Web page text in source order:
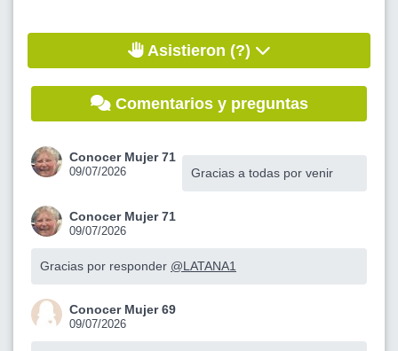
Asistieron (?)
Comentarios y preguntas
Conocer Mujer 71
09/07/2026 Gracias a todas por venir
Conocer Mujer 71
09/07/2026
Gracias por responder @LATANA1
Conocer Mujer 69
09/07/2026